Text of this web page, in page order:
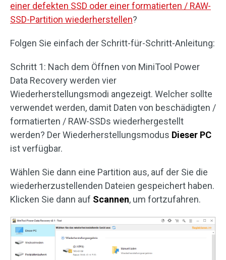
einer defekten SSD oder einer formatierten / RAW-
SSD-Partition wiederherstellen?
Folgen Sie einfach der Schritt-für-Schritt-Anleitung:
Schritt 1: Nach dem Öffnen von MiniTool Power
Data Recovery werden vier
Wiederherstellungsmodi angezeigt. Welcher sollte
verwendet werden, damit Daten von beschädigten /
formatierten / RAW-SSDs wiederhergestellt
werden? Der Wiederherstellungsmodus Dieser PC
ist verfügbar.
Wählen Sie dann eine Partition aus, auf der Sie die
wiederherzustellenden Dateien gespeichert haben.
Klicken Sie dann auf Scannen, um fortzufahren.